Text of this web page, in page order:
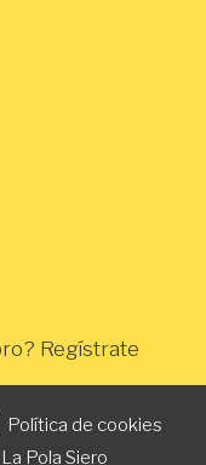
Regístrate
Política de cookies
Pola Siero